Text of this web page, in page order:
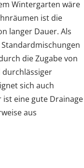
Wintergarten wäre
ist die
langer Dauer. Als
die Zugabe von
sich auch
eine gute Drainage
aus